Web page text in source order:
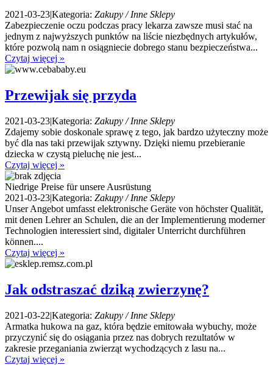
2021-03-23|Kategoria: Zakupy / Inne Sklepy
Zabezpieczenie oczu podczas pracy lekarza zawsze musi stać na
jednym z najwyższych punktów na liście niezbędnych artykułów,
które pozwolą nam n osiągniecie dobrego stanu bezpieczeństwa...
Czytaj więcej »
Przewijak się przyda
2021-03-23|Kategoria: Zakupy / Inne Sklepy
Zdajemy sobie doskonale sprawę z tego, jak bardzo użyteczny może
być dla nas taki przewijak sztywny. Dzięki niemu przebieranie
dziecka w czystą pieluchę nie jest...
Czytaj więcej »
Niedrige Preise für unsere Ausrüstung
2021-03-23|Kategoria: Zakupy / Inne Sklepy
Unser Angebot umfasst elektronische Geräte von höchster Qualität,
mit denen Lehrer an Schulen, die an der Implementierung moderner
Technologien interessiert sind, digitaler Unterricht durchführen
können....
Czytaj więcej »
Jak odstraszać dziką zwierzynę?
2021-03-22|Kategoria: Zakupy / Inne Sklepy
Armatka hukowa na gaz, która będzie emitowała wybuchy, może
przyczynić się do osiągania przez nas dobrych rezultatów w
zakresie przeganiania zwierząt wychodzących z lasu na...
Czytaj więcej »